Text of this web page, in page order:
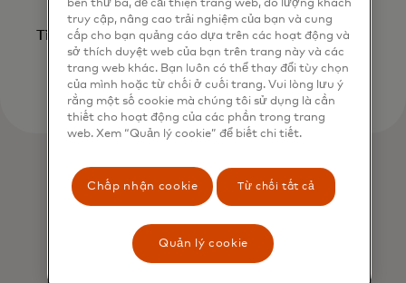
Tìm hiểu thêmopens in a new tab
bên thứ ba, để cải thiện trang web, đo lượng khách
truy cập, nâng cao trải nghiệm của bạn và cung
cấp cho bạn quảng cáo dựa trên các hoạt động và
sở thích duyệt web của bạn trên trang này và các
trang web khác. Bạn luôn có thể thay đổi tùy chọn
của mình hoặc từ chối ở cuối trang. Vui lòng lưu ý
rằng một số cookie mà chúng tôi sử dụng là cần
thiết cho hoạt động của các phần trong trang
web. Xem “Quản lý cookie” để biết chi tiết.
Chấp nhận cookie Từ chối tất cả
Quản lý cookie